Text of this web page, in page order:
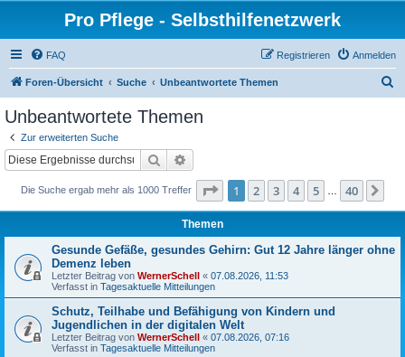
Pro Pflege - Selbsthilfenetzwerk
FAQ Anmelden
Registrieren
Foren-Übersicht Suche Unbeantwortete Themen
Unbeantwortete Themen
Zur erweiterten Suche
Suche
Die Suche ergab mehr als 1000 Treffer Seite 1von 40
1 2 3 4 5 40
Themen
Gesunde Gefäße, gesundes Gehirn: Gut 12 Jahre länger ohne
Demenz leben
Letzter Beitrag von WernerSchell « 07.08.2026, 11:53
Verfasst in Tagesaktuelle Mitteilungen
Schutz, Teilhabe und Befähigung von Kindern und
Jugendlichen in der digitalen Welt
Letzter Beitrag von WernerSchell « 07.08.2026, 07:16
Verfasst in Tagesaktuelle Mitteilungen